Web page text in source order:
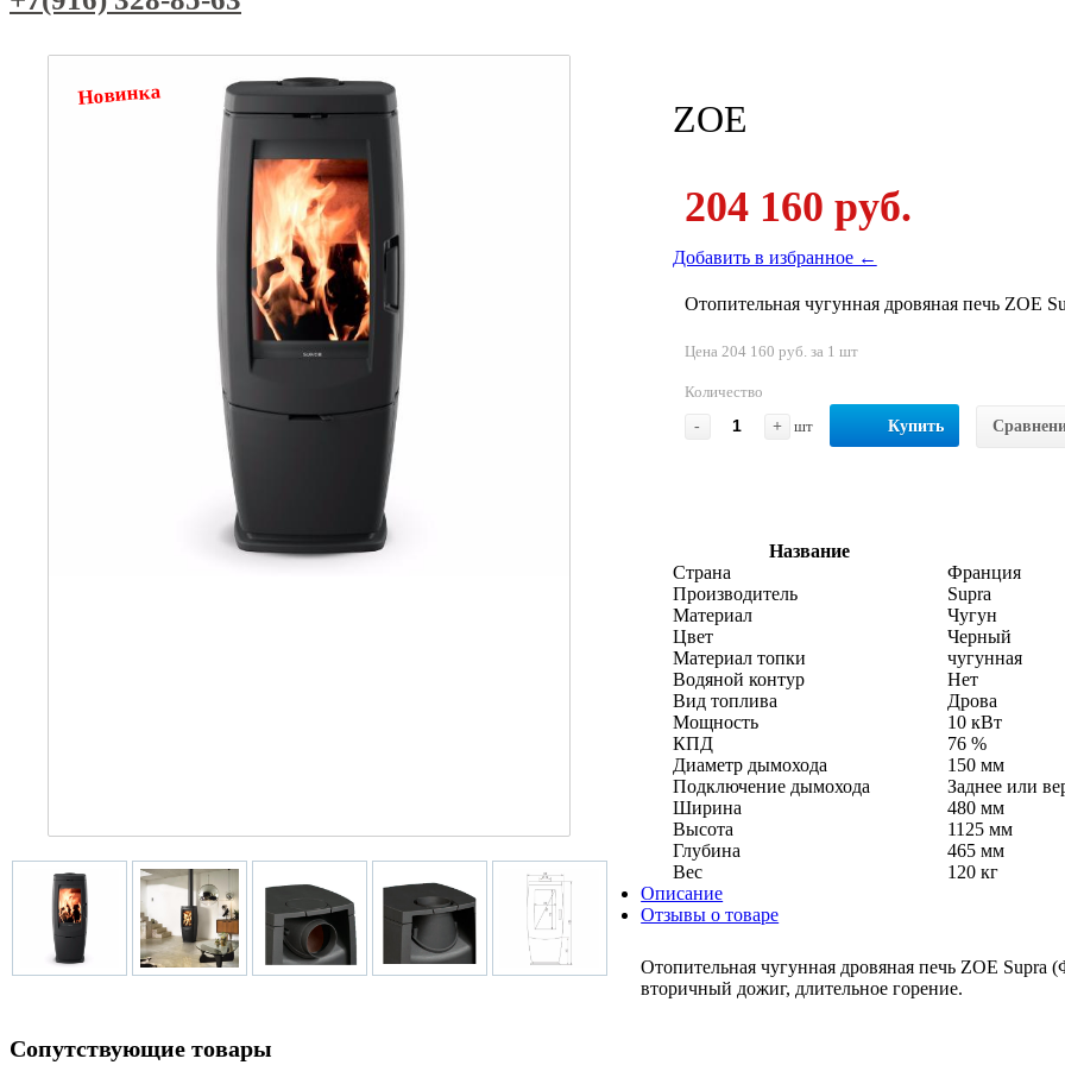
Новинка
ZOE
204 160 руб.
Добавить в избранное ←
Отопительная чугунная дровяная печь ZOE
Цена 204 160 руб. за 1 шт
Количество
-
+ шт Купить
Название
Страна
Франция
Производитель
Supra
Материал
Чугун
Цвет
Черный
Материал топки
чугунная
Водяной контур
Нет
Вид топлива
Дрова
Мощность
10 кВт
КПД
76 %
Диаметр дымохода
150 мм
Подключение дымохода
Заднее или
Ширина
480 мм
Высота
1125 мм
Глубина
465 мм
Вес
120 кг
Описание
Отзывы о товаре
Отопительная чугунная дровяная печь ZOE Supra
вторичный дожиг, длительное горение.
Сопутствующие товары